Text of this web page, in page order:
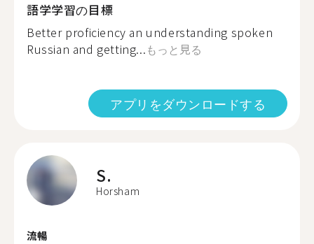
語学学習の目標
Better proficiency an understanding spoken
Russian and getting...もっと見る
アプリをダウンロードする
S.
Horsham
流暢